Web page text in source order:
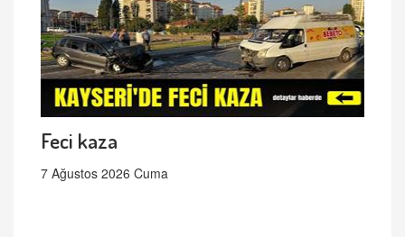
Feci kaza
7 Ağustos 2026 Cuma